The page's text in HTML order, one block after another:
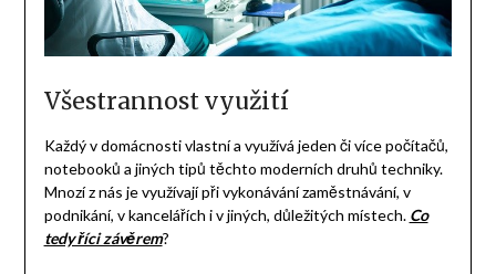
Všestrannost využití
Každý v domácnosti vlastní a využívá jeden či více počítačů,
notebooků a jiných tipů těchto moderních druhů techniky.
Mnozí z nás je využívají při vykonávání zaměstnávání, v
podnikání, v kancelářích i v jiných, důležitých místech. Co
tedy říci závěrem?